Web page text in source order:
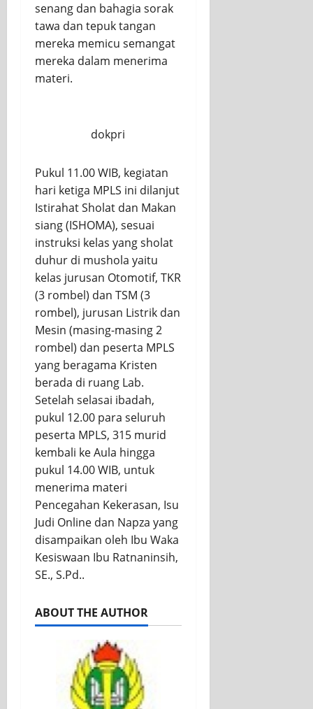
senang dan bahagia sorak
tawa dan tepuk tangan
mereka memicu semangat
mereka dalam menerima
materi.
dokpri
Pukul 11.00 WIB, kegiatan
hari ketiga MPLS ini dilanjut
Istirahat Sholat dan Makan
siang (ISHOMA), sesuai
instruksi kelas yang sholat
duhur di mushola yaitu
kelas jurusan Otomotif, TKR
(3 rombel) dan TSM (3
rombel), jurusan Listrik dan
Mesin (masing-masing 2
rombel) dan peserta MPLS
yang beragama Kristen
berada di ruang Lab.
Setelah selasai ibadah,
pukul 12.00 para seluruh
peserta MPLS, 315 murid
kembali ke Aula hingga
pukul 14.00 WIB, untuk
menerima materi
Pencegahan Kekerasan, Isu
Judi Online dan Napza yang
disampaikan oleh Ibu Waka
Kesiswaan Ibu Ratnaninsih,
SE., S.Pd..
ABOUT THE AUTHOR